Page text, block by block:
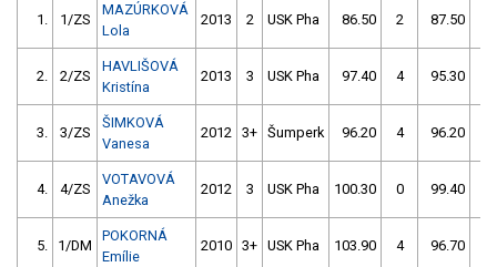
1. 1/ZS
MAZÚRKOVÁ
Lola
2013 2 USK Pha 86.50 2 87.50
2. 2/ZS
HAVLIŠOVÁ
Kristína
2013 3 USK Pha 97.40 4 95.30
3. 3/ZS
ŠIMKOVÁ
Vanesa
2012 3+ Šumperk 96.20 4 96.20
4. 4/ZS
VOTAVOVÁ
Anežka
2012 3 USK Pha 100.30 0 99.40
5. 1/DM
POKORNÁ
Emílie
2010 3+ USK Pha 103.90 4 96.70